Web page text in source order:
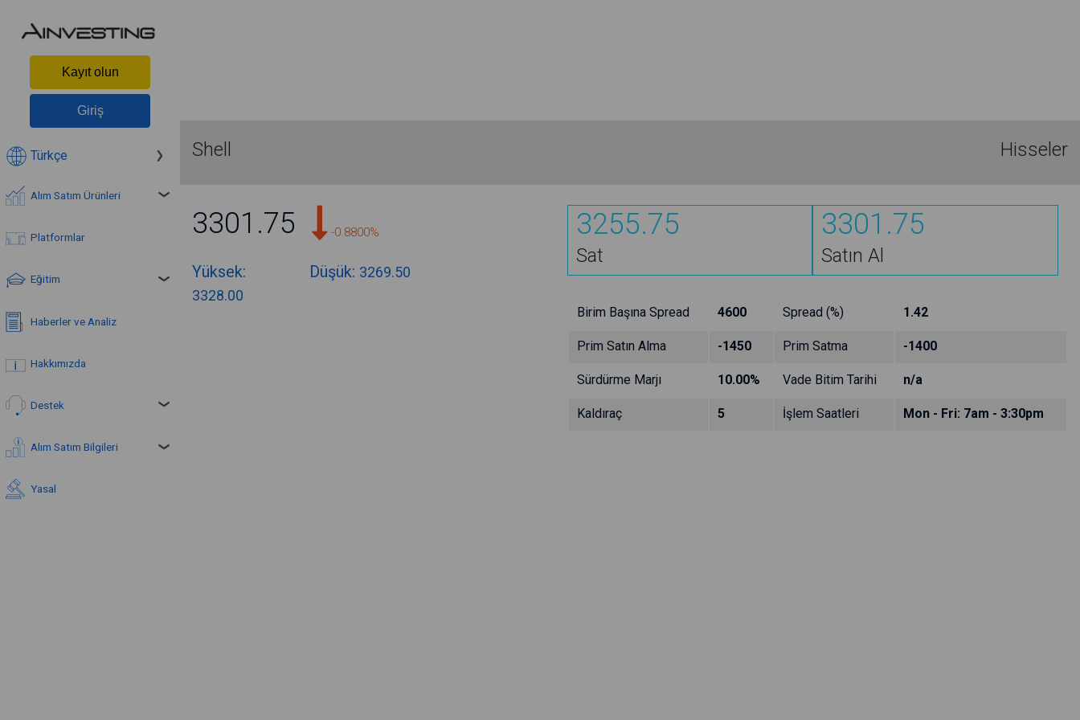
Kayıt olun
Giriş
Türkçe
Alım Satım Ürünleri
Platformlar
Eğitim
Haberler ve Analiz
Hakkımızda
Destek
Alım Satım Bilgileri
Yasal
Shell Hisseler
3301.75 -0.8800%
Yüksek:
3328.00
Düşük: 3269.50
3255.75
Sat
3301.75
Satın Al
Birim Başına Spread 4600 Spread (%) 1.42
Prim Satın Alma -1450 Prim Satma -1400
Sürdürme Marjı 10.00% Vade Bitim Tarihi n/a
Kaldıraç 5 İşlem Saatleri Mon - Fri: 7am - 3:30pm